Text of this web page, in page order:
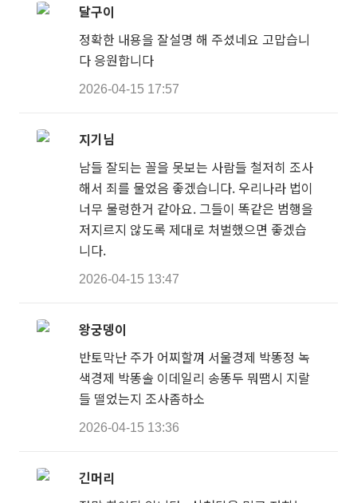
달구이
정확한 내용을 잘설명 해 주셨네요 고맙습니
다 응원합니다
2026-04-15 17:57
지기님
남들 잘되는 꼴을 못보는 사람들 철저히 조사
해서 죄를 물었음 좋겠습니다. 우리나라 법이
너무 물렁한거 같아요. 그들이 똑같은 범행을
저지르지 않도록 제대로 처벌했으면 좋겠습
니다.
2026-04-15 13:47
왕궁뎅이
반토막난 주가 어찌할껴 서울경제 박똥정 녹
색경제 박똥솔 이데일리 송똥두 뭐땜시 지랄
들 떨었는지 조사좀하소
2026-04-15 13:36
긴머리